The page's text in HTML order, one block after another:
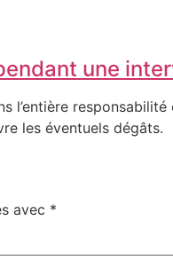
une
l’entière
les éventuels dégâts.
avec *